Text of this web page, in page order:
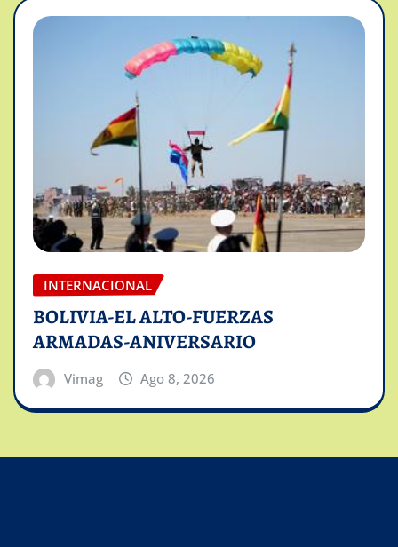
INTERNACIONAL
BOLIVIA-EL ALTO-FUERZAS
ARMADAS-ANIVERSARIO
Vimag Ago 8, 2026